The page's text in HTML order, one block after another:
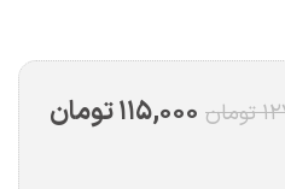
تومان ۱۱۵,۰۰۰تومان